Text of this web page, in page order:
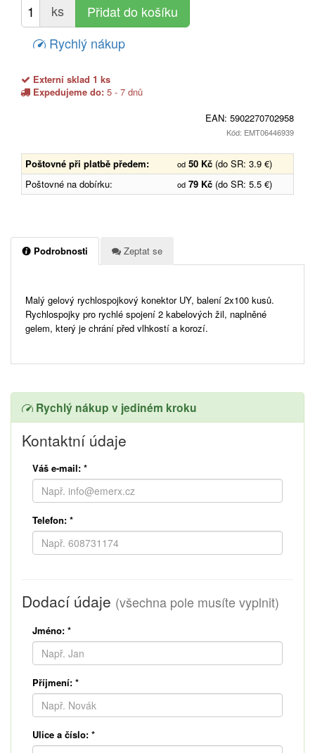
ks
Rychlý nákup
Externí sklad 1 ks
Expedujeme do: 5 - 7 dnů
EAN: 5902270702958
Kód: EMT06446939
Poštovné při platbě předem: od 50 Kč (do SR: 3.9 €)
Poštovné na dobírku:
od 79 Kč (do SR: 5.5 €)
Podrobnosti Zeptat se
Malý gelový rychlospojkový konektor UY, balení 2x100 kusů.
Rychlospojky pro rychlé spojení 2 kabelových žil, naplněné
gelem, který je chrání před vlhkostí a korozí.
Rychlý nákup v jediném kroku
Kontaktní údaje
Váš e-mail: *
Telefon: *
Dodací údaje (všechna pole musíte vyplnit)
Jméno: *
Příjmení: *
Ulice a číslo: *